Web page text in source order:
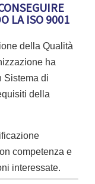
LA ISO 9001
della Qualità
ha
Sistema di
della
competenza e
interessate.